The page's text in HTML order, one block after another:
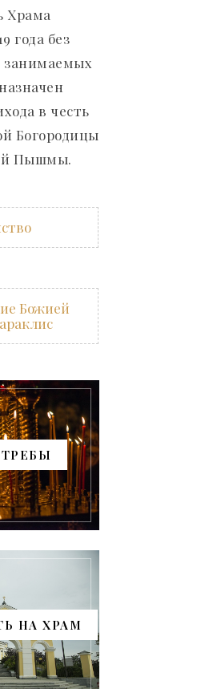
Храма
года без
занимаемых
в честь
Богородицы
Пышмы.
Божией
НА ХРАМ